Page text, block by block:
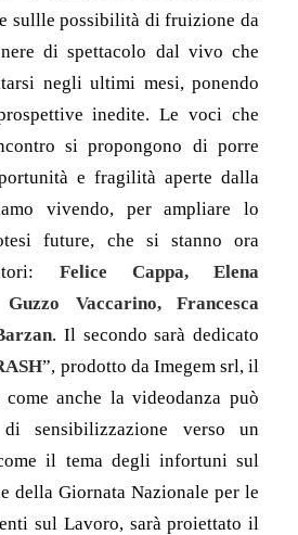
sullle possibilità di fruizione da
di spettacolo dal vivo che
negli ultimi mesi, ponendo
inedite. Le voci che
si propongono di porre
e fragilità aperte dalla
vivendo, per ampliare lo
future, che si stanno ora
Felice Cappa, Elena
Vaccarino, Francesca
. Il secondo sarà dedicato
”, prodotto da Imegem srl, il
anche la videodanza può
di sensibilizzazione verso un
il tema degli infortuni sul
della Giornata Nazionale per le
sul Lavoro, sarà proiettato il